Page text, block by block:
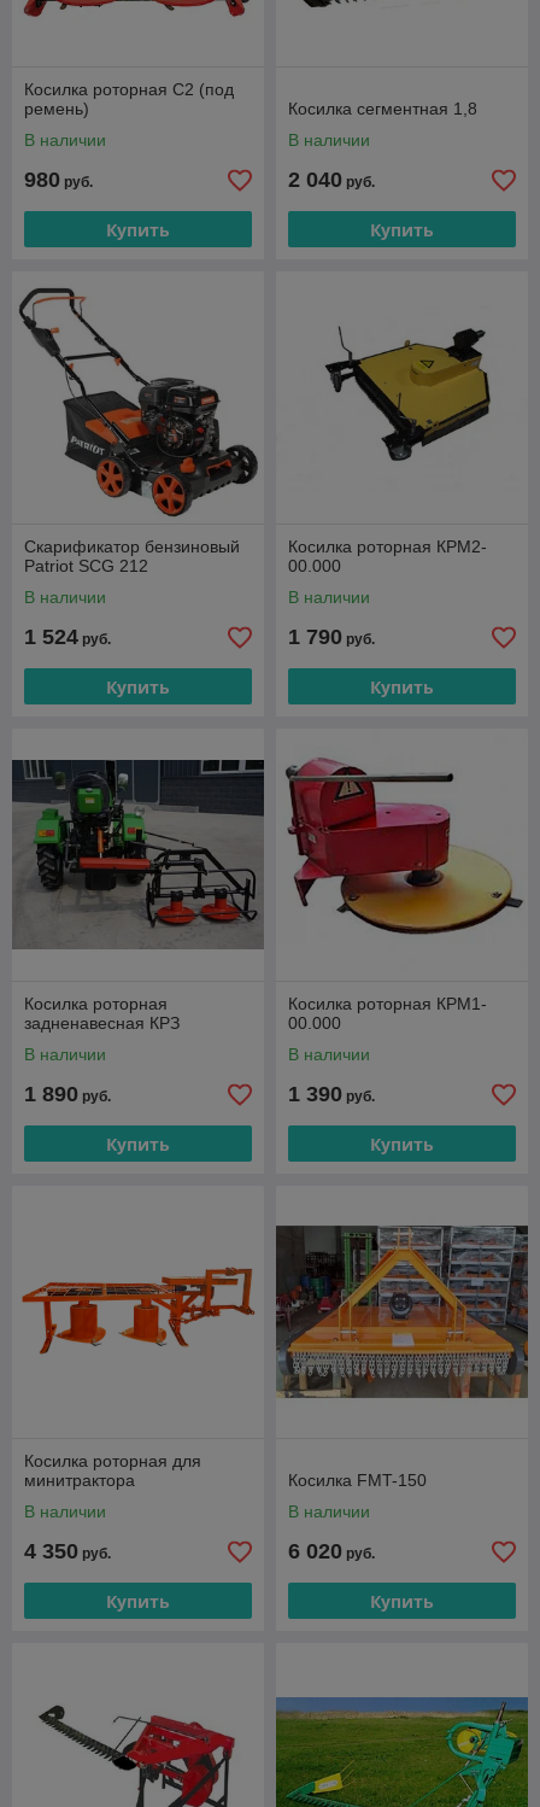
Косилка роторная C2 (под
ремень)
В наличии
980 руб.
Купить
Косилка сегментная 1,8
В наличии
2 040 руб.
Купить
Скарификатор бензиновый
Patriot SCG 212
В наличии
1 524 руб.
Купить
Косилка роторная КРМ2-
00.000
В наличии
1 790 руб.
Купить
Косилка роторная
задненавесная КРЗ
В наличии
1 890 руб.
Купить
Косилка роторная КРМ1-
00.000
В наличии
1 390 руб.
Купить
Косилка роторная для
минитрактора
В наличии
4 350 руб.
Купить
Косилка FMT-150
В наличии
6 020 руб.
Купить